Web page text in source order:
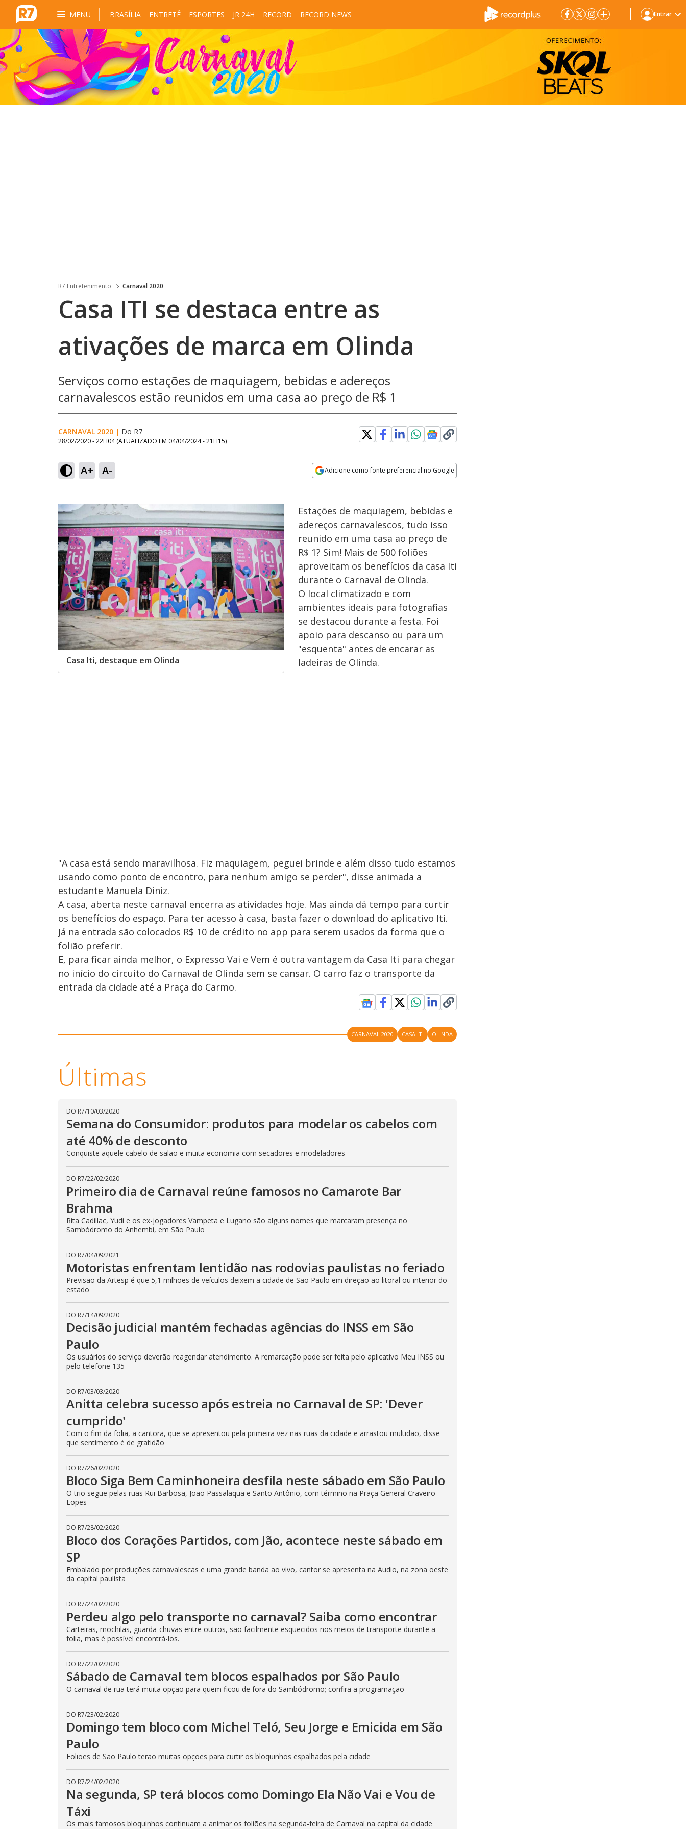
MENU BRASÍLIA ENTRETÊ ESPORTES JR 24H RECORD RECORD NEWS Entrar
R7 Entretenimento Carnaval 2020
Casa ITI se destaca entre as
ativações de marca em Olinda
Serviços como estações de maquiagem, bebidas e adereços
carnavalescos estão reunidos em uma casa ao preço de R$ 1
CARNAVAL 2020 | Do R7
28/02/2020 - 22H04 (ATUALIZADO EM 04/04/2024 - 21H15)
A+ A- Adicione como fonte preferencial no Google
Casa Iti, destaque em Olinda
Estações de maquiagem, bebidas e
adereços carnavalescos, tudo isso
reunido em uma casa ao preço de
R$ 1? Sim! Mais de 500 foliões
aproveitam os benefícios da casa Iti
durante o Carnaval de Olinda.
O local climatizado e com
ambientes ideais para fotografias
se destacou durante a festa. Foi
apoio para descanso ou para um
"esquenta" antes de encarar as
ladeiras de Olinda.
"A casa está sendo maravilhosa. Fiz maquiagem, peguei brinde e além disso tudo estamos
usando como ponto de encontro, para nenhum amigo se perder", disse animada a
estudante Manuela Diniz.
A casa, aberta neste carnaval encerra as atividades hoje. Mas ainda dá tempo para curtir
os benefícios do espaço. Para ter acesso à casa, basta fazer o download do aplicativo Iti.
Já na entrada são colocados R$ 10 de crédito no app para serem usados da forma que o
folião preferir.
E, para ficar ainda melhor, o Expresso Vai e Vem é outra vantagem da Casa Iti para chegar
no início do circuito do Carnaval de Olinda sem se cansar. O carro faz o transporte da
entrada da cidade até a Praça do Carmo.
CARNAVAL 2020 CASA ITI OLINDA
Últimas
DO R7/10/03/2020
Semana do Consumidor: produtos para modelar os cabelos com
até 40% de desconto
Conquiste aquele cabelo de salão e muita economia com secadores e modeladores
DO R7/22/02/2020
Primeiro dia de Carnaval reúne famosos no Camarote Bar
Brahma
Rita Cadillac, Yudi e os ex-jogadores Vampeta e Lugano são alguns nomes que marcaram presença no
Sambódromo do Anhembi, em São Paulo
DO R7/04/09/2021
Motoristas enfrentam lentidão nas rodovias paulistas no feriado
Previsão da Artesp é que 5,1 milhões de veículos deixem a cidade de São Paulo em direção ao litoral ou interior do
estado
DO R7/14/09/2020
Decisão judicial mantém fechadas agências do INSS em São
Paulo
Os usuários do serviço deverão reagendar atendimento. A remarcação pode ser feita pelo aplicativo Meu INSS ou
pelo telefone 135
DO R7/03/03/2020
Anitta celebra sucesso após estreia no Carnaval de SP: 'Dever
cumprido'
Com o fim da folia, a cantora, que se apresentou pela primeira vez nas ruas da cidade e arrastou multidão, disse
que sentimento é de gratidão
DO R7/26/02/2020
Bloco Siga Bem Caminhoneira desfila neste sábado em São Paulo
O trio segue pelas ruas Rui Barbosa, João Passalaqua e Santo Antônio, com término na Praça General Craveiro
Lopes
DO R7/28/02/2020
Bloco dos Corações Partidos, com Jão, acontece neste sábado em
SP
Embalado por produções carnavalescas e uma grande banda ao vivo, cantor se apresenta na Audio, na zona oeste
da capital paulista
DO R7/24/02/2020
Perdeu algo pelo transporte no carnaval? Saiba como encontrar
Carteiras, mochilas, guarda-chuvas entre outros, são facilmente esquecidos nos meios de transporte durante a
folia, mas é possível encontrá-los.
DO R7/22/02/2020
Sábado de Carnaval tem blocos espalhados por São Paulo
O carnaval de rua terá muita opção para quem ficou de fora do Sambódromo; confira a programação
DO R7/23/02/2020
Domingo tem bloco com Michel Teló, Seu Jorge e Emicida em São
Paulo
Foliões de São Paulo terão muitas opções para curtir os bloquinhos espalhados pela cidade
DO R7/24/02/2020
Na segunda, SP terá blocos como Domingo Ela Não Vai e Vou de
Táxi
Os mais famosos bloquinhos continuam a animar os foliões na segunda-feira de Carnaval na capital da cidade